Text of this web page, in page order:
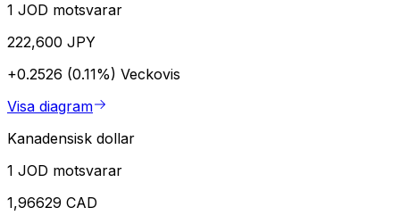
1 JOD motsvarar
222,600 JPY
+0.2526 (0.11%) Veckovis
Visa diagram
Kanadensisk dollar
1 JOD motsvarar
1,96629 CAD